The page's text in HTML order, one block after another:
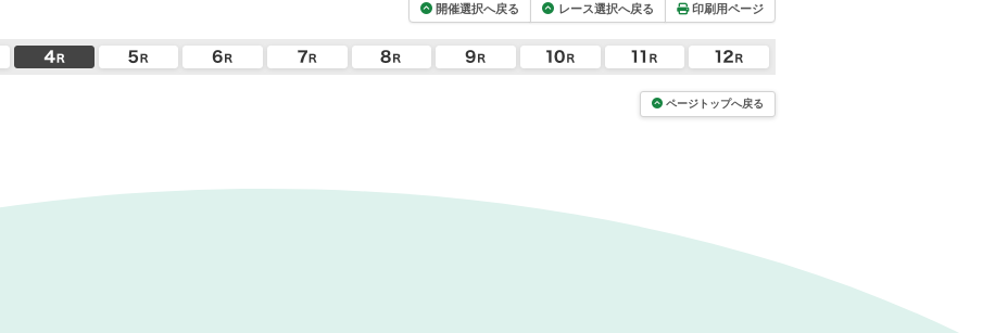
開催選択へ戻る レース選択へ戻る 印刷用ページ
ページトップへ戻る